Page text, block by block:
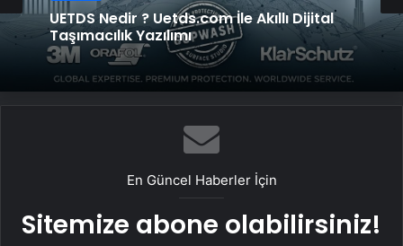
UETDS Nedir ? Uetds.com İle Akıllı Dijital
Taşımacılık Yazılımı
En Güncel Haberler İçin
Sitemize abone olabilirsiniz!